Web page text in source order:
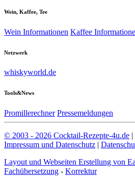
Wein, Kaffee, Tee
Wein Informationen Kaffee
Netzwerk
whiskyworld.de
Tools&News
Promillerechner Pressemeldungen
© 2003 - 2026 Cocktail-Rezepte-4u.de |
Impressum und Datenschutz |
Layout und Webseiten Erstellung von
Fachübersetzung - Korrektur